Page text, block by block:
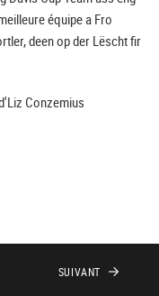
équipe a Fro
deen op der Lëscht fir
Conzemius
SUIVANT